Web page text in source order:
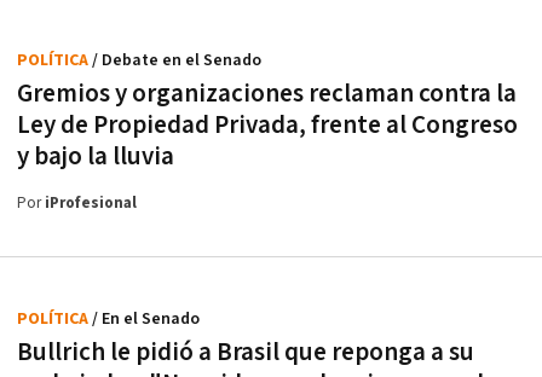
Gremios y organizaciones reclaman contra la
Ley de Propiedad Privada, frente al Congreso
y bajo la lluvia
POLÍTICA/ Debate en el Senado
PoriProfesional
Bullrich le pidió a Brasil que reponga a su
POLÍTICA/ En el Senado